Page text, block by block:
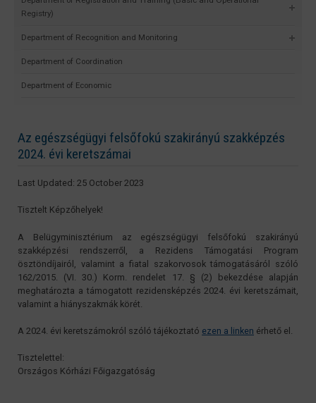
Registry)
Department of Recognition and Monitoring
Department of Coordination
Department of Economic
Az egészségügyi felsőfokú szakirányú szakképzés
2024. évi keretszámai
Last Updated: 25 October 2023
Tisztelt Képzőhelyek!
A Belügyminisztérium az egészségügyi felsőfokú szakirányú
szakképzési rendszerről, a Rezidens Támogatási Program
ösztöndíjairól, valamint a fiatal szakorvosok támogatásáról szóló
162/2015. (VI. 30.) Korm. rendelet 17. § (2) bekezdése alapján
meghatározta a támogatott rezidensképzés 2024. évi keretszámait,
valamint a hiányszakmák körét.
A 2024. évi keretszámokról szóló tájékoztató ezen a linken érhető el.
Tisztelettel:
Országos Kórházi Főigazgatóság